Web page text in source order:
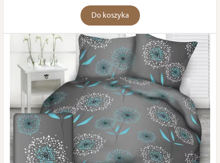
Do koszyka